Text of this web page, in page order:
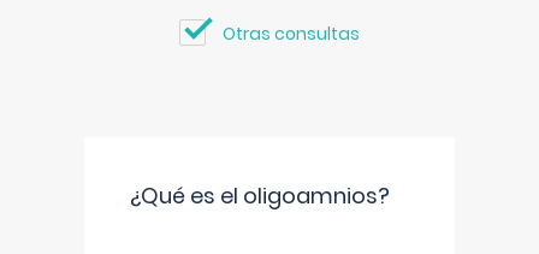
Otras consultas
¿Qué es el oligoamnios?